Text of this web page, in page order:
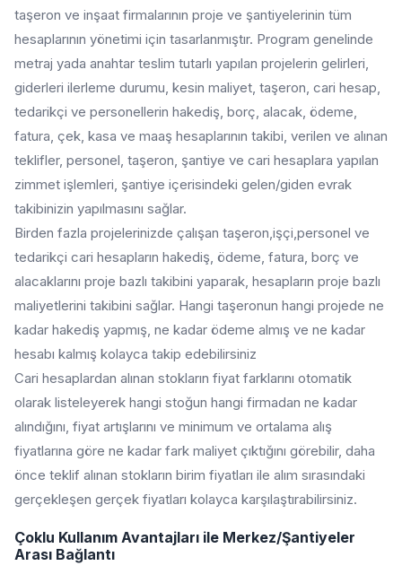
taşeron ve inşaat firmalarının proje ve şantiyelerinin tüm
hesaplarının yönetimi için tasarlanmıştır. Program genelinde
metraj yada anahtar teslim tutarlı yapılan projelerin gelirleri,
giderleri ilerleme durumu, kesin maliyet, taşeron, cari hesap,
tedarikçi ve personellerin hakediş, borç, alacak, ödeme,
fatura, çek, kasa ve maaş hesaplarının takibi, verilen ve alınan
teklifler, personel, taşeron, şantiye ve cari hesaplara yapılan
zimmet işlemleri, şantiye içerisindeki gelen/giden evrak
takibinizin yapılmasını sağlar.
Birden fazla projelerinizde çalışan taşeron,işçi,personel ve
tedarikçi cari hesapların hakediş, ödeme, fatura, borç ve
alacaklarını proje bazlı takibini yaparak, hesapların proje bazlı
maliyetlerini takibini sağlar. Hangi taşeronun hangi projede ne
kadar hakediş yapmış, ne kadar ödeme almış ve ne kadar
hesabı kalmış kolayca takip edebilirsiniz
Cari hesaplardan alınan stokların fiyat farklarını otomatik
olarak listeleyerek hangi stoğun hangi firmadan ne kadar
alındığını, fiyat artışlarını ve minimum ve ortalama alış
fiyatlarına göre ne kadar fark maliyet çıktığını görebilir, daha
önce teklif alınan stokların birim fiyatları ile alım sırasındaki
gerçekleşen gerçek fiyatları kolayca karşılaştırabilirsiniz.
Çoklu Kullanım Avantajları ile Merkez/Şantiyeler
Arası Bağlantı